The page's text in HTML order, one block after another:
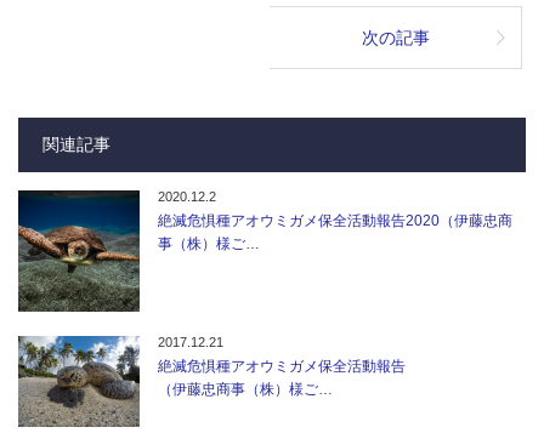
次の記事
関連記事
2020.12.2
絶滅危惧種アオウミガメ保全活動報告2020（伊藤忠商
事（株）様ご…
2017.12.21
絶滅危惧種アオウミガメ保全活動報告
（伊藤忠商事（株）様ご…